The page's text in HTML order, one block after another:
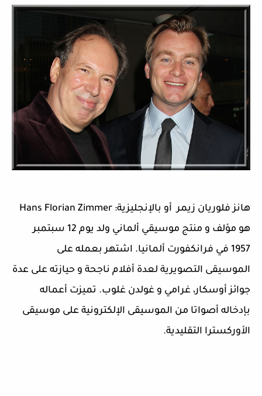
هانز فلوريان زيمر أو بالإنجليزية: Hans Florian Zimmer
هو مؤلف و منتج موسيقي ألماني ولد يوم 12 سبتمبر
1957 في فرانكفورت ألمانيا. اشتهر بعمله على
الموسيقى التصويرية لعدة أفلام ناجحة و حيازته على عدة
جوائز أوسكار، غرامي و غولدن غلوب. تميزت أعماله
بإدخاله أصواتا من الموسيقى الإلكترونية على موسيقى
الأوركسترا التقليدية.